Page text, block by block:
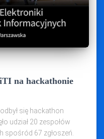
na hackathonie
się hackathon
udział 20 zespołów
spośród 67 zgłoszeń.